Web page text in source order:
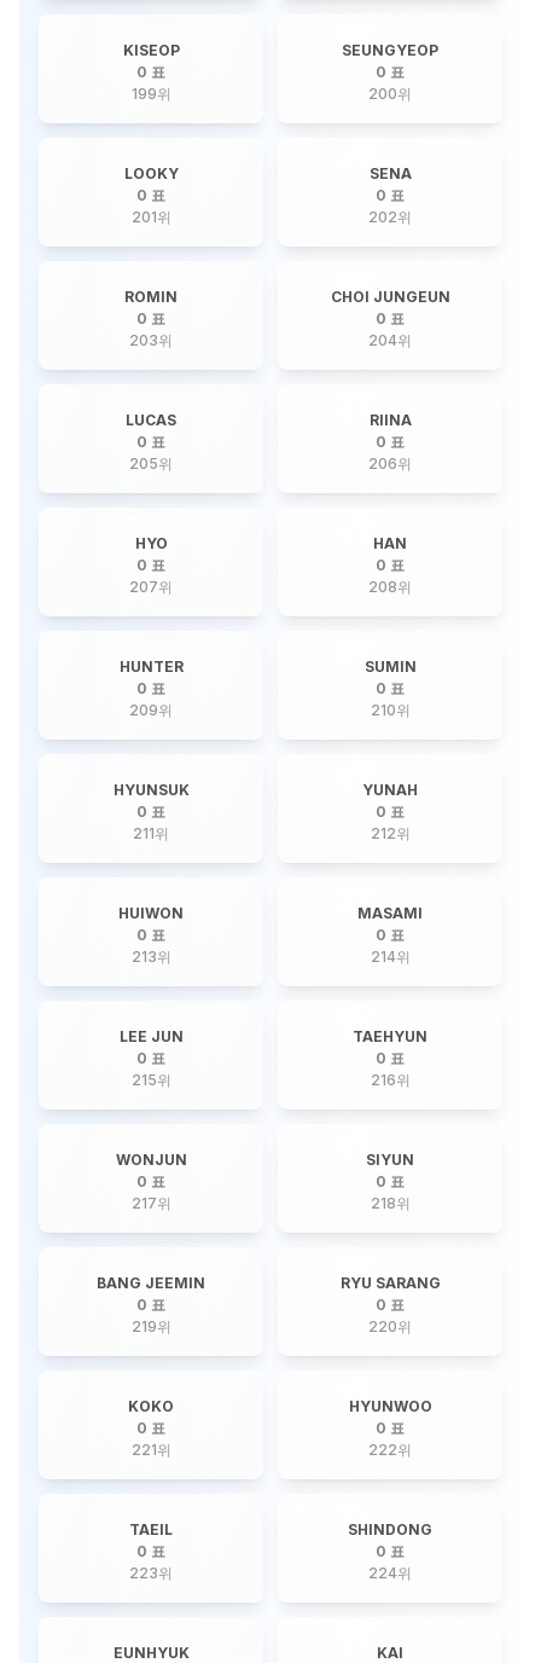
KISEOP
0 표
199위
SEUNGYEOP
0 표
200위
LOOKY
0 표
201위
SENA
0 표
202위
ROMIN
0 표
203위
CHOI JUNGEUN
0 표
204위
LUCAS
0 표
205위
RIINA
0 표
206위
HYO
0 표
207위
HAN
0 표
208위
HUNTER
0 표
209위
SUMIN
0 표
210위
HYUNSUK
0 표
211위
YUNAH
0 표
212위
HUIWON
0 표
213위
MASAMI
0 표
214위
LEE JUN
0 표
215위
TAEHYUN
0 표
216위
WONJUN
0 표
217위
SIYUN
0 표
218위
BANG JEEMIN
0 표
219위
RYU SARANG
0 표
220위
KOKO
0 표
221위
HYUNWOO
0 표
222위
TAEIL
0 표
223위
SHINDONG
0 표
224위
EUNHYUK
KAI